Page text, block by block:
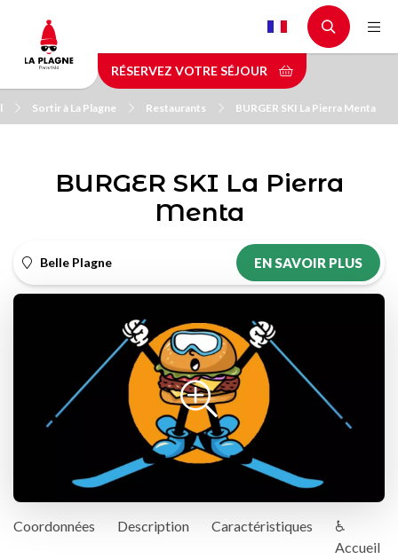
contenu
principal
RÉSERVEZ VOTRE SÉJOUR
Sortir à La Plagne Restaurants BURGER SKI La Pierra Menta
BURGER SKI La Pierra
Menta
Belle Plagne EN SAVOIR PLUS
Coordonnées Description Caractéristiques
♿
Accueil